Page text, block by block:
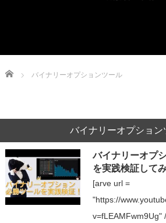
Home バイナリーオプションツール
バイナリーオプション
バイナリーオプ
を実践検証して
[arve url =
"https://
v=fLEAMFwm9Ug"